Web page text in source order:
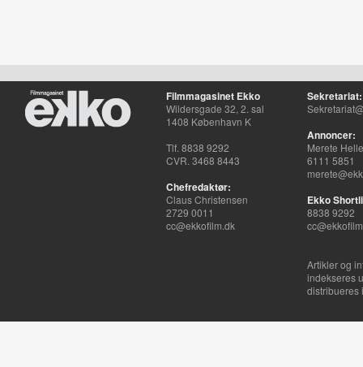
Filmmagasinet Ekko
Wildersgade 32, 2. sal
1408 København K
Tlf. 8838 9292
CVR. 3468 8443
Chefredaktør:
Claus Christensen
2729 0011
cc@ekkofilm.dk
Sekretariat:
Annoncer:
Merete
6111 5851
Ekko
8838 9292
Artikler og
indekseres
distribueres